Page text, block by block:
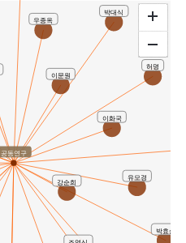
박대식
강순희
이문원
이화국
유모경
허명
우종옥
박효순
공동연구